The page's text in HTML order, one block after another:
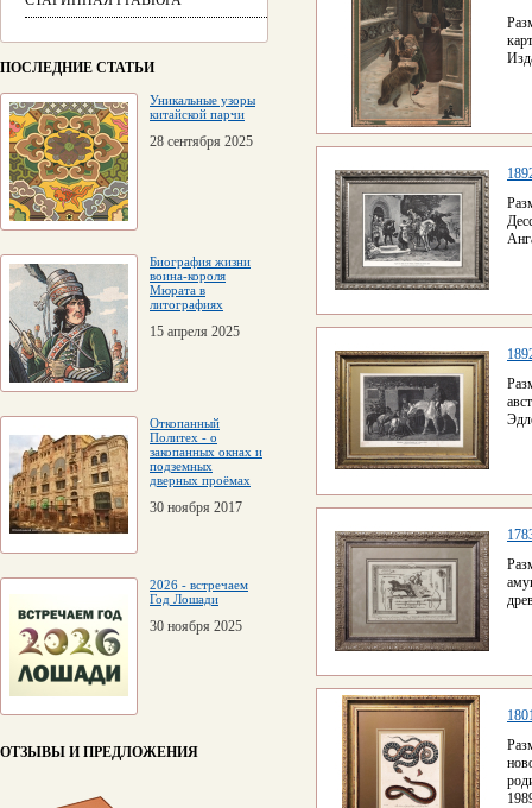
ПОСЛЕДНИЕ СТАТЬИ
Уникальные узоры
китайской парчи
28 сентября 2025
Биография жизни
воина-короля
Мюрата в
литографиях
15 апреля 2025
Откопанный
Политех - о
закопанных окнах и
подземных
дверных проёмах
30 ноября 2017
2026 - встречаем
Год Лошади
30 ноября 2025
ОТЗЫВЫ И ПРЕДЛОЖЕНИЯ